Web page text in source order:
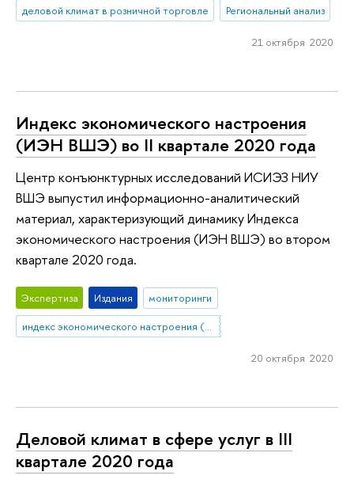
деловой климат в розничной торговле
Региональный анализ
21 октября 2020
Индекс экономического настроения
(ИЭН ВШЭ) во II квартале 2020 года
Центр конъюнктурных исследований ИСИЭЗ НИУ
ВШЭ выпустил информационно-аналитический
материал, характеризующий динамику Индекса
экономического настроения (ИЭН ВШЭ) во втором
квартале 2020 года.
Экспертиза Издания
мониторинги
индекс экономического настроения (ИЭН ВШЭ)
20 октября 2020
Деловой климат в сфере услуг в III
квартале 2020 года